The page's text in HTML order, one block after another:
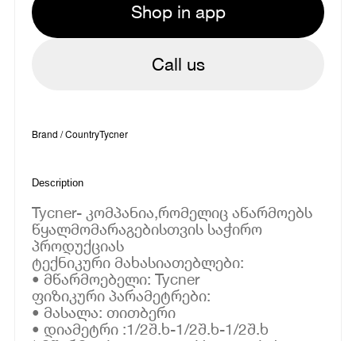
Shop in app
Call us
Brand / CountryTycner
Description
Tycner- კომპანია,რომელიც აწარმოებს
წყალმომარაგებისთვის საჭირო
პროდუქციას
ტექნიკური მახასიათებლები:
• მწარმოებელი: Tycner
ფიზიკური პარამეტრები:
• მასალა: თითბერი
• დიამეტრი :1/2შ.ხ-1/2შ.ხ-1/2შ.ხ